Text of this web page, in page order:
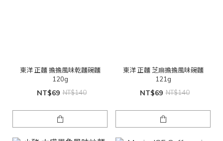
東洋 正麵 擔擔風味乾麵碗麵
120g
NT$69 NT$140
東洋 正麵 芝麻擔擔風味碗麵
121g
NT$69 NT$140